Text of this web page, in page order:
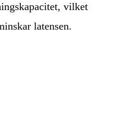
vilket
latensen.